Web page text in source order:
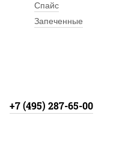
Спайс
Запеченные
+7 (495) 287-65-00